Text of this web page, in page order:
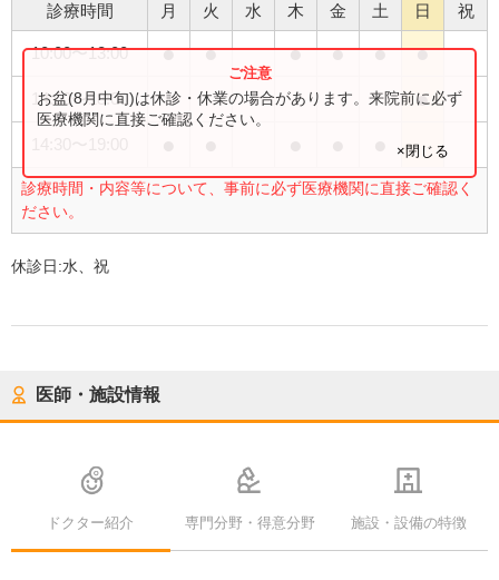
診療時間 月 火 水 木 金 土 日 祝
10:00〜13:00 ● ● ● ● ● ●
14:00〜18:00 ●
診療時間・内容等について、事前に必ず医療機関に直接ご確認く
ださい。
お盆(8月中旬)は休診・休業の場合があります。来院前に必ず
医療機関に直接ご確認ください。
×閉じる
休診日:水、祝
医師・施設情報
ドクター紹介 専門分野・得意分野 施設・設備の特徴